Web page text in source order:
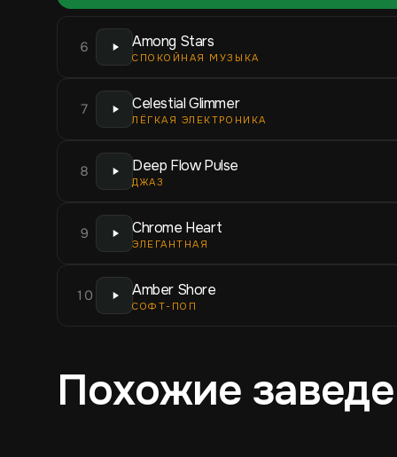
6 Among Stars
СПОКОЙНАЯ МУЗЫКА
7 Celestial Glimmer
ЛЁГКАЯ ЭЛЕКТРОНИКА
8 Deep Flow Pulse
ДЖАЗ
9 Chrome Heart
ЭЛЕГАНТНАЯ
10 Amber Shore
СОФТ-ПОП
Похожие